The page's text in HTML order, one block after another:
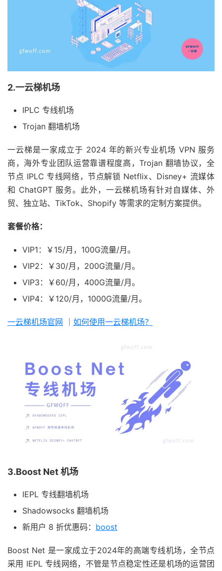
2.一云梯机场
IPLC 专线机场
Trojan 翻墙机场
一云梯是一家成立于 2024 年的新兴专业机场 VPN 服务
商，海外专业团队运营靠谱程度高，Trojan 翻墙协议，全
节点 IPLC 专线网络，节点解锁 Netflix、Disney+ 流媒体
和 ChatGPT 服务。此外，一云梯机场有针对自媒体、外
贸、独立站、TikTok、Shopify 等需求的定制方案提供。
套餐价格：
VIP1：￥15/月，100G流量/月。
VIP2：￥30/月，200G流量/月。
VIP3：￥60/月，400G流量/月。
VIP4：￥120/月，1000G流量/月。
一云梯机场官网 如何使用一云梯机场？
3.Boost Net 机场
IEPL 专线翻墙机场
Shadowsocks 翻墙机场
新用户 8 折优惠码： boost
Boost Net 是一家成立于2024年的高端专线机场，全节点
采用 IEPL 专线网络，不管是节点稳定性还是机场的运营团